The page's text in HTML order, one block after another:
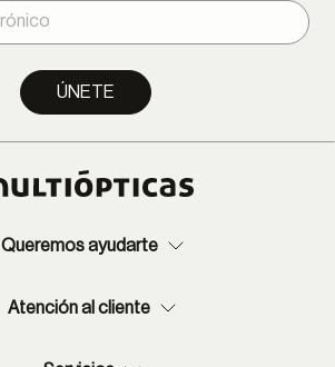
ÚNETE
Queremos ayudarte
Atención al cliente